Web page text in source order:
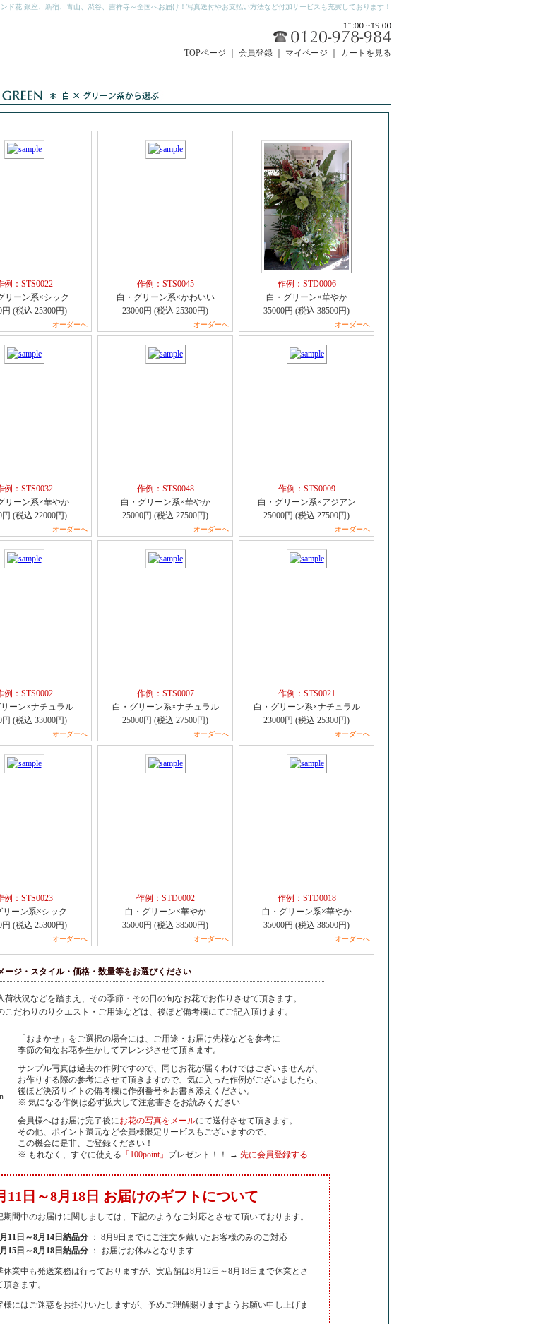
ド花 銀座、新宿、青山、渋谷、吉祥寺～全国へお届け！写真送付やお支払い方法など付加サービスも充実しております！
TOPページ 会員登録 マイページ カートを見る
例：STS0022
リーン系×シック
円 (税込 25300円)
オーダーへ
作例：STS0045
白・グリーン系×かわいい
23000円 (税込 25300円)
オーダーへ
作例：STD0006
白・グリーン×華やか
35000円 (税込 38500円)
オーダーへ
例：STS0032
リーン系×華やか
円 (税込 22000円)
オーダーへ
作例：STS0048
白・グリーン系×華やか
25000円 (税込 27500円)
オーダーへ
作例：STS0009
白・グリーン系×アジアン
25000円 (税込 27500円)
オーダーへ
例：STS0002
ーン×ナチュラル
円 (税込 33000円)
オーダーへ
作例：STS0007
白・グリーン系×ナチュラル
25000円 (税込 27500円)
オーダーへ
作例：STS0021
白・グリーン系×ナチュラル
23000円 (税込 25300円)
オーダーへ
例：STS0023
リーン系×シック
円 (税込 25300円)
オーダーへ
作例：STD0002
白・グリーン×華やか
35000円 (税込 38500円)
オーダーへ
作例：STD0018
白・グリーン系×華やか
35000円 (税込 38500円)
オーダーへ
ージ・スタイル・価格・数量等をお選びください
荷状況などを踏まえ、その季節・その日の旬なお花でお作りさせて頂きます。
こだわりのりクエスト・ご用途などは、後ほど備考欄にてご記入頂けます。
「おまかせ」をご選択の場合には、ご用途・お届け先様などを参考に
季節の旬なお花を生かしてアレンジさせて頂きます。
サンプル写真は過去の作例ですので、同じお花が届くわけではございませんが、
お作りする際の参考にさせて頂きますので、気に入った作例がございましたら、
後ほど決済サイトの備考欄に作例番号をお書き添えください。
※ 気になる作例は必ず拡大して注意書きをお読みください
会員様へはお届け完了後にお花の写真をメールにて送付させて頂きます。
その他、ポイント還元など会員様限定サービスもございますので、
この機会に是非、ご登録ください！
※ もれなく、すぐに使える 「100point」 プレゼント！！ → 先に会員登録する
11日～8月18日 お届けのギフトについて
期間中のお届けに関しましては、下記のようなご対応とさせて頂いております。
11日～8月14日納品分 ： 8月9日までにご注文を戴いたお客様のみのご対応
15日～8月18日納品分 ： お届けお休みとなります
休業中も発送業務は行っておりますが、実店舗は8月12日～8月18日まで休業とさ
頂きます。
様にはご迷惑をお掛けいたしますが、予めご理解賜りますようお願い申し上げま